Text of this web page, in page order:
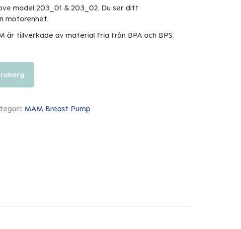
model 203_01 & 203_02. Du ser ditt
motorenhet.
är tillverkade av material fria från BPA och BPS.
MAM Breast Pump